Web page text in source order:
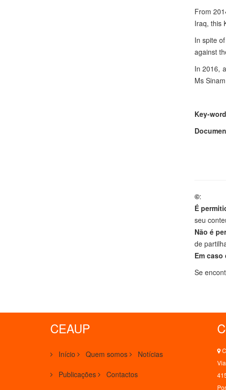
From
Iraq, this
In spite
against
In 2016,
Ms
Key-
©:
É
seu
Não é
de
Em
Se
CEAUP
Início Quem somos Notícias
Publicações Contactos